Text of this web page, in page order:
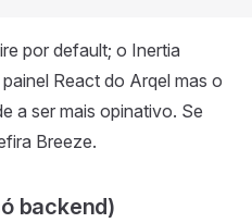
por default; o Inertia
React do Arqel mas o
a ser mais opinativo. Se
Breeze.
backend)